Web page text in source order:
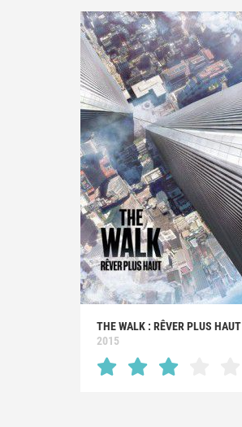
THE WALK : RÊVER PLUS HAUT
2015